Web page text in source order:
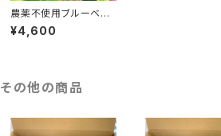
農薬不使用ブルーベリ
ーチャンドラー1キロ
¥4,600
その他の商品